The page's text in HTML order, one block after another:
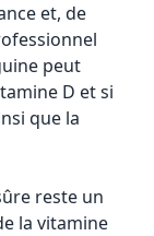
et, de
peut
D et si
que la
reste un
la vitamine